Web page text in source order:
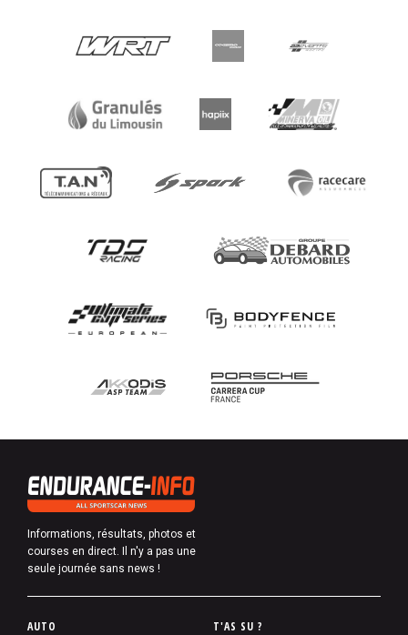
Informations, résultats, photos et
courses en direct. Il n'y a pas une
seule journée sans news !
P
AUTO T'AS SU ?